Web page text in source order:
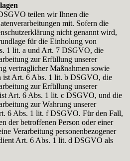
teilen wir Ihnen die
mit. Sofern die
nicht genannt wird,
für die Einholung von
1 lit. a und Art. 7 DSGVO, die
zur Erfüllung unserer
vertraglicher Maßnahmen sowie
ist Art. 6 Abs. 1 lit. b DSGVO, die
zur Erfüllung unserer
Art. 6 Abs. 1 lit. c DSGVO, und die
zur Wahrung unserer
6 Abs. 1 lit. f DSGVO. Für den Fall,
der betroffenen Person oder einer
Verarbeitung personenbezogener
Art. 6 Abs. 1 lit. d DSGVO als